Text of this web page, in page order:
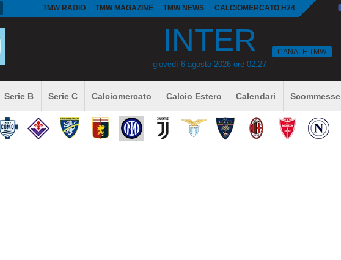
TMW RADIO TMW MAGAZINE TMW NEWS CALCIOMERCATO H24
INTER
giovedì 6 agosto 2026 ore 02:27
CANALE TMW
Serie B Serie C Calciomercato Calcio Estero Calendari Scommesse